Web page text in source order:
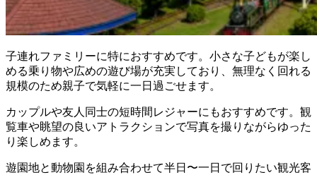
子連れファミリーに特におすすめです。小さな子どもが楽し
める乗り物や広めの遊び場が充実しており、無理なく回れる
規模のため親子で気軽に一日過ごせます。
カップルや友人同士の短時間レジャーにもおすすめです。観
覧車や眺望の良いアトラクションで写真を撮りながらゆった
り楽しめます。
遊園地と動物園を組み合わせて半日〜一日で回りたい観光客